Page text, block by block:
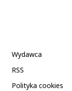
Wydawca
RSS
Polityka cookies